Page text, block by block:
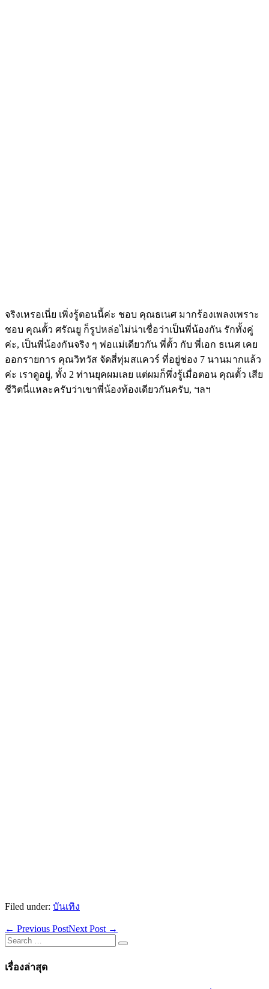
จริงเหรอเนี่ย เพิ่งรู้ตอนนี้ค่ะ ชอบ คุณธเนศ มากร้องเพลงเพราะ
ชอบ คุณตั้ว ศรัณยู ก็รูปหล่อไม่น่าเชื่อว่าเป็นพี่น้องกัน รักทั้งคู่
ค่ะ, เป็นพี่น้องกันจริง ๆ พ่อแม่เดียวกัน พี่ตั้ว กับ พี่เอก ธเนศ เคย
ออกรายการ คุณวิทวัส จัดสี่ทุ่มสแควร์ ที่อยู่ช่อง 7 นานมากแล้ว
ค่ะ เราดูอยู่, ทั้ง 2 ท่านยุคผมเลย แต่ผมก็พึ่งรู้เมื่อตอน คุณตั้ว เสีย
ชีวิตนี่แหละครับว่าเขาพี่น้องท้องเดียวกันครับ, ฯลฯ
Filed under: บันเทิง
Post
Navigation
← Previous PostNext Post →
Search
for:
เรื่องล่าสุด